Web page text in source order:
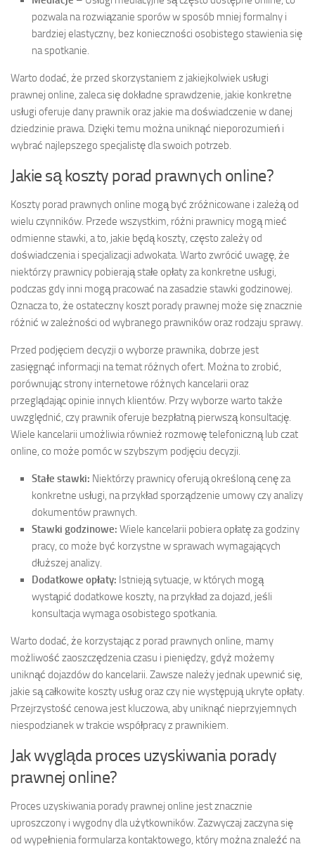
pozwala na rozwiązanie sporów w sposób mniej formalny i
bardziej elastyczny, bez konieczności osobistego stawienia się
na spotkanie.
Warto dodać, że przed skorzystaniem z jakiejkolwiek usługi
prawnej online, zaleca się dokładne sprawdzenie, jakie konkretne
usługi oferuje dany prawnik oraz jakie ma doświadczenie w danej
dziedzinie prawa. Dzięki temu można uniknąć nieporozumień i
wybrać najlepszego specjalistę dla swoich potrzeb.
Jakie są koszty porad prawnych online?
Koszty porad prawnych online mogą być zróżnicowane i zależą od
wielu czynników. Przede wszystkim, różni prawnicy mogą mieć
odmienne stawki, a to, jakie będą koszty, często zależy od
doświadczenia i specjalizacji adwokata. Warto zwrócić uwagę, że
niektórzy prawnicy pobierają stałe opłaty za konkretne usługi,
podczas gdy inni mogą pracować na zasadzie stawki godzinowej.
Oznacza to, że ostateczny koszt porady prawnej może się znacznie
różnić w zależności od wybranego prawników oraz rodzaju sprawy.
Przed podjęciem decyzji o wyborze prawnika, dobrze jest
zasięgnąć informacji na temat różnych ofert. Można to zrobić,
porównując strony internetowe różnych kancelarii oraz
przeglądając opinie innych klientów. Przy wyborze warto także
uwzględnić, czy prawnik oferuje bezpłatną pierwszą konsultację.
Wiele kancelarii umożliwia również rozmowę telefoniczną lub czat
online, co może pomóc w szybszym podjęciu decyzji.
Stałe stawki: Niektórzy prawnicy oferują określoną cenę za
konkretne usługi, na przykład sporządzenie umowy czy analizy
dokumentów prawnych.
Stawki godzinowe: Wiele kancelarii pobiera opłatę za godziny
pracy, co może być korzystne w sprawach wymagających
dłuższej analizy.
Dodatkowe opłaty: Istnieją sytuacje, w których mogą
wystąpić dodatkowe koszty, na przykład za dojazd, jeśli
konsultacja wymaga osobistego spotkania.
Warto dodać, że korzystając z porad prawnych online, mamy
możliwość zaoszczędzenia czasu i pieniędzy, gdyż możemy
uniknąć dojazdów do kancelarii. Zawsze należy jednak upewnić się,
jakie są całkowite koszty usług oraz czy nie występują ukryte opłaty.
Przejrzystość cenowa jest kluczowa, aby uniknąć nieprzyjemnych
niespodzianek w trakcie współpracy z prawnikiem.
Jak wygląda proces uzyskiwania porady
prawnej online?
Proces uzyskiwania porady prawnej online jest znacznie
uproszczony i wygodny dla użytkowników. Zazwyczaj zaczyna się
od wypełnienia formularza kontaktowego, który można znaleźć na